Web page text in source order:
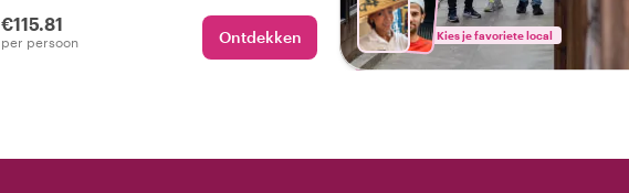
€115.81
per persoon Ontdekken Kies je favoriete local